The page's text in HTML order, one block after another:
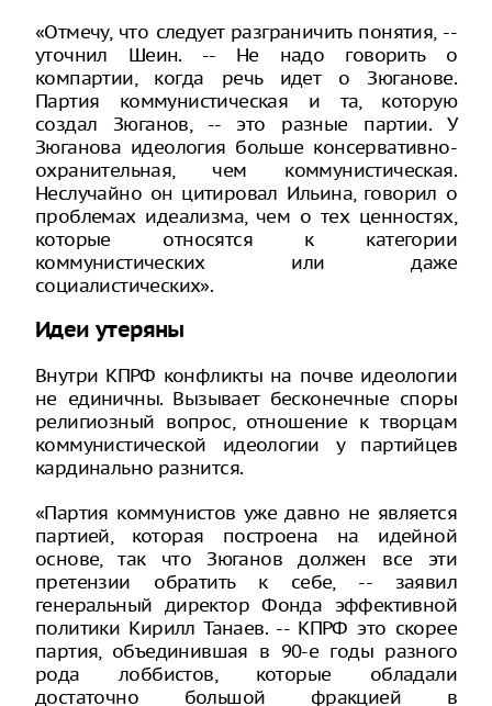
«Отмечу, что следует разграничить понятия, --
уточнил Шеин. -- Не надо говорить о
компартии, когда речь идет о Зюганове.
Партия коммунистическая и та, которую
создал Зюганов, -- это разные партии. У
Зюганова идеология больше консервативно-
охранительная, чем коммунистическая.
Неслучайно он цитировал Ильина, говорил о
проблемах идеализма, чем о тех ценностях,
которые относятся к категории
коммунистических или даже
социалистических».
Идеи утеряны
Внутри КПРФ конфликты на почве идеологии
не единичны. Вызывает бесконечные споры
религиозный вопрос, отношение к творцам
коммунистической идеологии у партийцев
кардинально разнится.
«Партия коммунистов уже давно не является
партией, которая построена на идейной
основе, так что Зюганов должен все эти
претензии обратить к себе, -- заявил
генеральный директор Фонда эффективной
политики Кирилл Танаев. -- КПРФ это скорее
партия, объединившая в 90-е годы разного
рода лоббистов, которые обладали
достаточно большой фракцией в